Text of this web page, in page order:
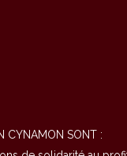
CYNAMON SONT :